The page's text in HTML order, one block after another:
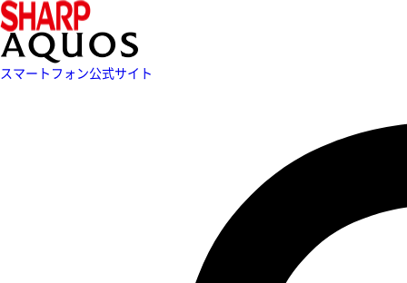
スマートフォン公式サイト